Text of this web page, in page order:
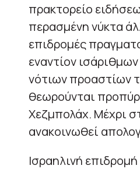
πρακτορείο
περασμένη νύκτα
επιδρομές
εναντίον
νότιων προαστίων
θεωρούνται
Χεζμπολάχ. Μέχρι
ανακοινωθεί
Ισραηλινή επιδρομή